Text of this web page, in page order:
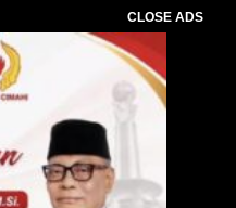
CLOSE ADS